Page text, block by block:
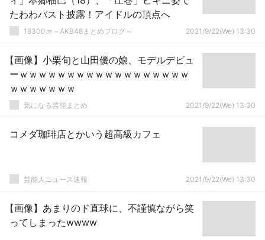
たわわバスト披露！アイドルの頂点へ
18300ｍ～AKB48まとめブログ～ 2021/9/22(We) 13:30
【画像】小栗旬と山田優の娘、モデルデビュ
ーｗｗｗｗｗｗｗｗｗｗｗｗｗｗｗｗｗｗ
ｗｗｗｗｗｗｗ
気になる芸能まとめ 2021/9/22(We) 13:30
コメダ珈琲店とかいう超高級カフェ
芸能人ニュース速報 2021/9/22(We) 13:30
【画像】あまりのド直球に、不謹慎ながら笑
ってしまったwwww